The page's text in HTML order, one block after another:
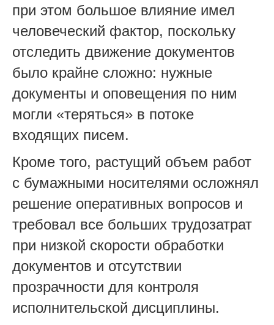
при этом большое влияние имел
человеческий фактор, поскольку
отследить движение документов
было крайне сложно: нужные
документы и оповещения по ним
могли «теряться» в потоке
входящих писем.
Кроме того, растущий объем работ
с бумажными носителями осложнял
решение оперативных вопросов и
требовал все больших трудозатрат
при низкой скорости обработки
документов и отсутствии
прозрачности для контроля
исполнительской дисциплины.